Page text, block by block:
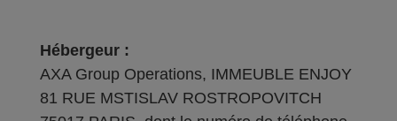
Hébergeur :
AXA Group Operations, IMMEUBLE ENJOY
81 RUE MSTISLAV ROSTROPOVITCH